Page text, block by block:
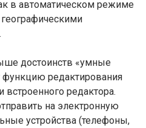
в автоматическом режиме
достоинств «умные
редактирования
редактора.
на электронную
устройства (телефоны,